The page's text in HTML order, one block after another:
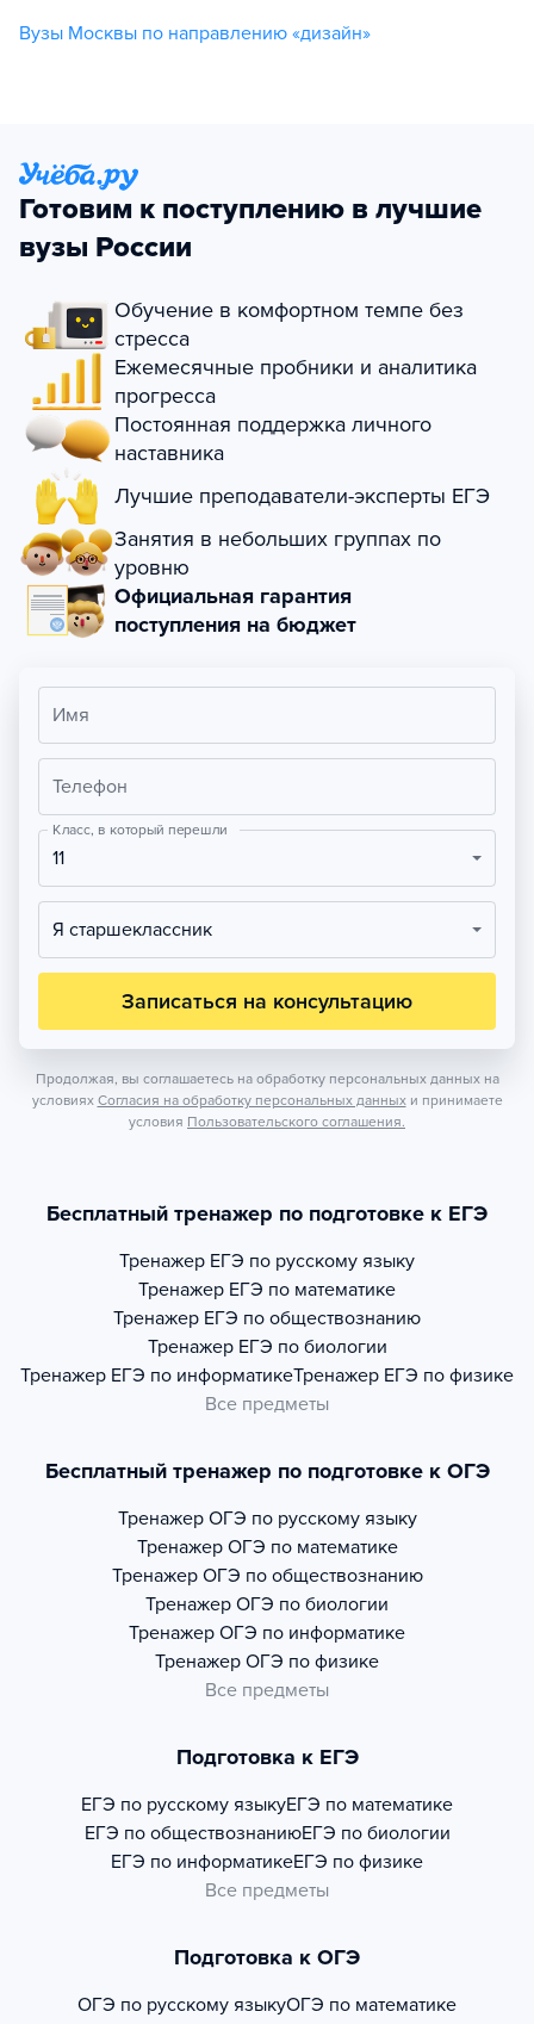
Вузы Москвы по направлению «дизайн»
Готовим к поступлению в лучшие
вузы России
Обучение в комфортном темпе без
стресса
Ежемесячные пробники и аналитика
прогресса
Постоянная поддержка личного
наставника
Лучшие преподаватели-эксперты ЕГЭ
Занятия в небольших группах по
уровню
Официальная гарантия
поступления на бюджет
Имя
Телефон
Класс, в который перешли
11
Я старшеклассник
Записаться на консультацию
Продолжая, вы соглашаетесь на обработку персональных данных на
условиях Согласия на обработку персональных данных и принимаете
условия Пользовательского соглашения.
Бесплатный тренажер по подготовке к ЕГЭ
Тренажер ЕГЭ по русскому языку
Тренажер ЕГЭ по математике
Тренажер ЕГЭ по обществознанию
Тренажер ЕГЭ по биологии
Тренажер ЕГЭ по информатикеТренажер ЕГЭ по физике
Все предметы
Бесплатный тренажер по подготовке к ОГЭ
Тренажер ОГЭ по русскому языку
Тренажер ОГЭ по математике
Тренажер ОГЭ по обществознанию
Тренажер ОГЭ по биологии
Тренажер ОГЭ по информатике
Тренажер ОГЭ по физике
Все предметы
Подготовка к ЕГЭ
ЕГЭ по русскому языкуЕГЭ по математике
ЕГЭ по обществознаниюЕГЭ по биологии
ЕГЭ по информатикеЕГЭ по физике
Все предметы
Подготовка к ОГЭ
ОГЭ по русскому языкуОГЭ по математике